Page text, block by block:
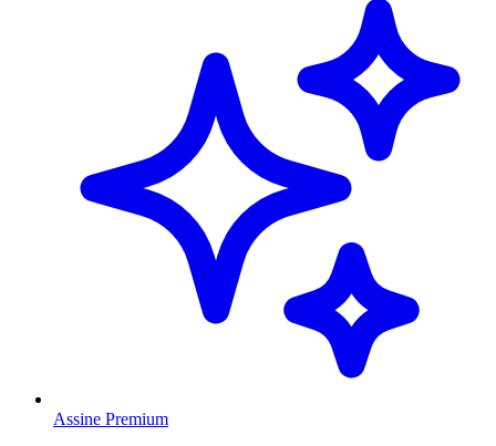
Assine Premium